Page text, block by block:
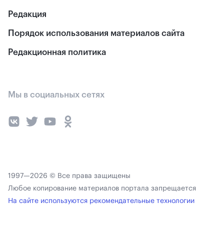
Редакция
Порядок использования материалов сайта
Редакционная политика
Мы в социальных сетях
1997—2026 © Все права защищены
Любое копирование материалов портала запрещается
На сайте используются рекомендательные технологии